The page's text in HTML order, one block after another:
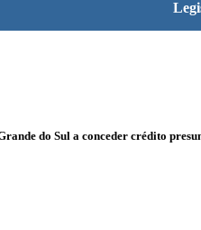
do Sul a conceder crédito